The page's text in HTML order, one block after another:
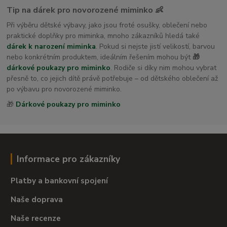
Tip na dárek pro novorozené miminko 👶
Při výběru dětské výbavy, jako jsou froté osušky, oblečení nebo
praktické doplňky pro miminka, mnoho zákazníků hledá také
dárek k narození miminka. Pokud si nejste jistí velikostí, barvou
nebo konkrétním produktem, ideálním řešením mohou být 🎁
dárkové poukazy pro miminko. Rodiče si díky nim mohou vybrat
přesně to, co jejich dítě právě potřebuje – od dětského oblečení až
po výbavu pro novorozené miminko.
🎁 Dárkové poukazy pro miminko
Informace pro zákazníky
Platby a bankovní spojení
Naše doprava
Naše recenze